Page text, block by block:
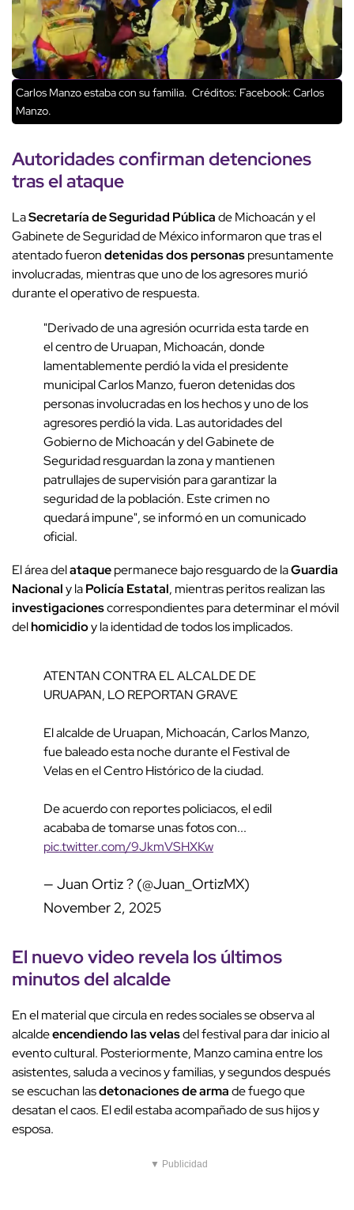
Carlos Manzo estaba con su familia. Créditos: Facebook: Carlos
Manzo.
Autoridades confirman detenciones
tras elataque
LaSecretaría de Seguridad Públicade Michoacán y el
Gabinete de Seguridad de México informaron que tras el
atentado fuerondetenidas dos personaspresuntamente
involucradas, mientras que uno de los agresores murió
durante el operativo de respuesta.
"Derivado de una agresión ocurrida esta tarde en
el centro de Uruapan, Michoacán, donde
lamentablemente perdió la vida el presidente
municipal Carlos Manzo, fueron detenidas dos
personas involucradas en los hechos y uno de los
agresores perdió la vida. Las autoridades del
Gobierno de Michoacán y del Gabinete de
Seguridad resguardan la zona y mantienen
patrullajes de supervisión para garantizar la
seguridad de la población. Este crimen no
quedará impune", se informó en un comunicado
oficial.
El área delataquepermanece bajo resguardo de laGuardia
Nacionaly laPolicía Estatal, mientras peritos realizan las
investigacionescorrespondientes para determinar el móvil
delhomicidioy la identidad de todos los implicados.
ATENTAN CONTRA EL ALCALDE DE
URUAPAN, LO REPORTAN GRAVE
El alcalde de Uruapan, Michoacán, Carlos Manzo,
fue baleado esta noche durante el Festival de
Velas en el Centro Histórico de la ciudad.
De acuerdo con reportes policiacos, el edil
acababa de tomarse unas fotos con...
pic.twitter.com/9JkmVSHXKw
— Juan Ortiz ? (@Juan_OrtizMX)
November 2, 2025
El nuevovideorevela los últimos
minutos del alcalde
En el material que circula en redes sociales se observa al
alcaldeencendiendo las velasdel festival para dar inicio al
evento cultural. Posteriormente, Manzo camina entre los
asistentes, saluda a vecinos y familias, y segundos después
se escuchan lasdetonaciones de armade fuego que
desatan el caos. El edil estaba acompañado de sus hijos y
esposa.
▼ Publicidad